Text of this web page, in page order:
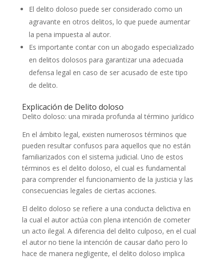
El delito doloso puede ser considerado como un
agravante en otros delitos, lo que puede aumentar
la pena impuesta al autor.
Es importante contar con un abogado especializado
en delitos dolosos para garantizar una adecuada
defensa legal en caso de ser acusado de este tipo
de delito.
Explicación de Delito doloso
Delito doloso: una mirada profunda al término jurídico
En el ámbito legal, existen numerosos términos que
pueden resultar confusos para aquellos que no están
familiarizados con el sistema judicial. Uno de estos
términos es el delito doloso, el cual es fundamental
para comprender el funcionamiento de la justicia y las
consecuencias legales de ciertas acciones.
El delito doloso se refiere a una conducta delictiva en
la cual el autor actúa con plena intención de cometer
un acto ilegal. A diferencia del delito culposo, en el cual
el autor no tiene la intención de causar daño pero lo
hace de manera negligente, el delito doloso implica